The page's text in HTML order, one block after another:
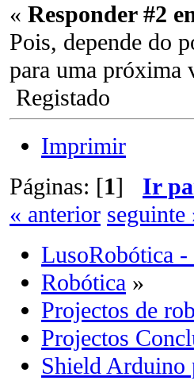
« Responder #2
Pois, depende do
para uma
Registado
Imprimir
Páginas: [1] Ir
« anterior seguinte
LusoRobótica -
Robótica »
Projectos de
Projectos
Shield Arduino